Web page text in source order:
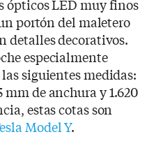
ópticos LED muy finos
portón del maletero
detalles decorativos.
especialmente
siguientes medidas:
de anchura y 1.620
estas cotas son
Model Y.